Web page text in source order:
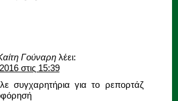
Γούναρη λέει:
στις 15:39
συγχαρητήρια για το ρεπορτάζ